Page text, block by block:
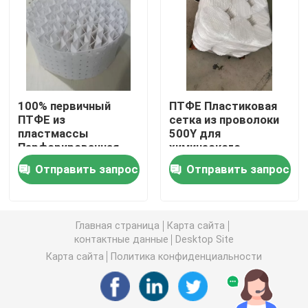
углекислый литий
Активированный глинозем
Случайная упаковка колонки
структурированная башенная упаковка
internals перегонной колонны
Шарик глинозема керамический
100% первичный
ПТФЕ из
пластмассы
Перфорированная
проволочная сетка
Колонна Упаковка
500Y для
Отправить запрос
ПТФЕ Пластиковая
сетка из проволоки
500Y для
химического
скраббера
Отправить запрос
Главная страница
Карта сайта
контактные данные
Desktop Site
Карта сайта
Политика конфиденциальности